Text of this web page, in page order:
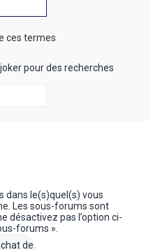
ces termes
pour des recherches
dans le(s)quel(s) vous
Les sous-forums sont
désactivez pas l’option ci-
forums ».